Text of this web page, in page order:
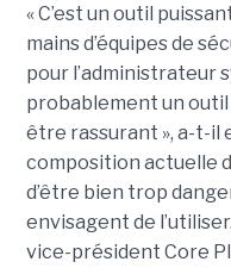
« C’est un outil
mains d’équipes de
pour l’administrateur
probablement un outil
être rassurant », a-t-il
composition actuelle
d’être bien trop
envisagent de
vice-président Core